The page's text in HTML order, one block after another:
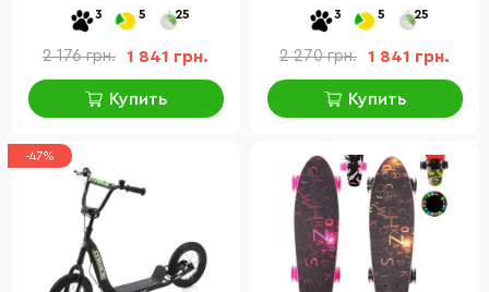
музыкальный
3 5 25
2 176 грн. 1 841 грн.
Купить
музыкальный
3 5 25
2 270 грн. 1 841 грн.
Купить
-47%